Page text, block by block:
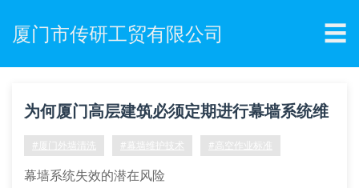
厦门市传研工贸有限公司 ☰
为何厦门高层建筑必须定期进行幕墙系统维
护？
#厦门外墙清洗 #幕墙维护技术 #高空作业标准
幕墙系统失效的潜在风险